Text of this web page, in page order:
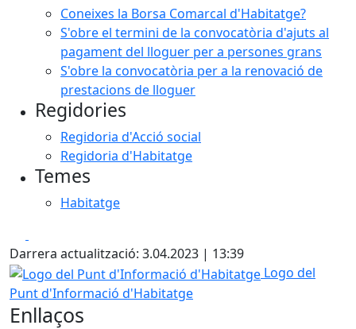
Coneixes la Borsa Comarcal d'Habitatge?
S'obre el termini de la convocatòria d'ajuts al
pagament del lloguer per a persones grans
S'obre la convocatòria per a la renovació de
prestacions de lloguer
Regidories
Regidoria d'Acció social
Regidoria d'Habitatge
Temes
Habitatge
Darrera actualització: 3.04.2023 | 13:39
Logo del Punt d'Informació d'Habitatge
Logo del
Punt d'Informació d'Habitatge
Enllaços